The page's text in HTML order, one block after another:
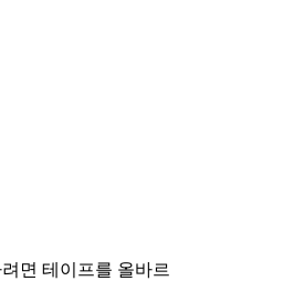
면 테이프를 올바르